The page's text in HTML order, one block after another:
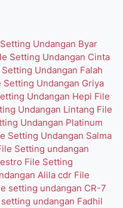
Undangan Byar
Setting Undangan Cinta
Setting Undangan Falah
Setting Undangan Griya
Undangan Hepi File
Undangan Lintang File
Undangan Platinum
Setting Undangan Salma
Setting undangan
File Setting
Alila cdr File
setting undangan CR-7
undangan Fadhil